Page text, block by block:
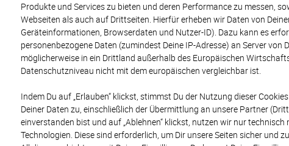
Produkte und Services zu bieten und deren Performance zu messen,
Webseiten als auch auf Drittseiten. Hierfür erheben wir Daten von
Geräteinformationen, Browserdaten und Nutzer-ID). Dazu kann es
personenbezogene Daten (zumindest Deine IP-Adresse) an Server
möglicherweise in ein Drittland außerhalb des Europäischen
Datenschutzniveau nicht mit dem europäischen vergleichbar ist.
Indem Du auf „Erlauben“ klickst, stimmst Du der Nutzung dieser
Deiner Daten zu, einschließlich der Übermittlung an unsere Partner
einverstanden bist und auf „Ablehnen“ klickst, nutzen wir nur
Technologien. Diese sind erforderlich, um Dir unsere Seiten sicher und